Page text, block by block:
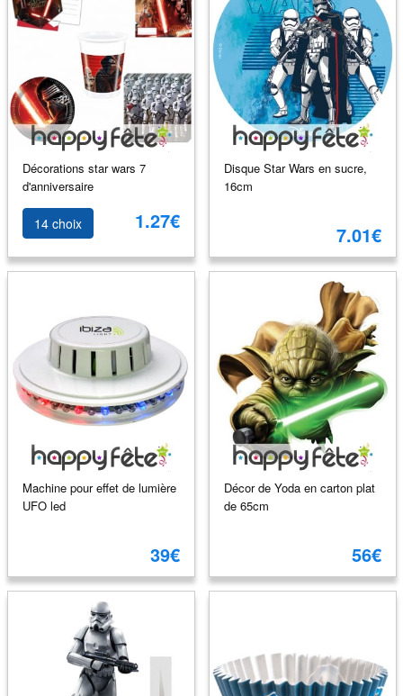
Décorations star wars 7
d'anniversaire
14 choix 1.27€
Disque Star Wars en sucre,
16cm
7.01€
Machine pour effet de lumière
UFO led
39€
Décor de Yoda en carton plat
de 65cm
56€